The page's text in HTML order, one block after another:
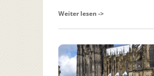
Weiter lesen ->